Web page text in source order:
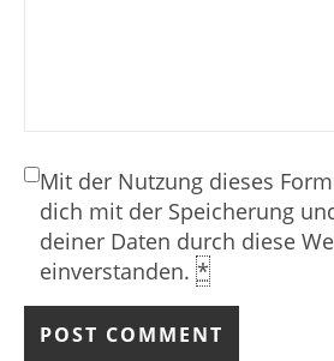
Mit der Nutzung dieses
dich mit der Speicherung
deiner Daten durch diese
einverstanden. *